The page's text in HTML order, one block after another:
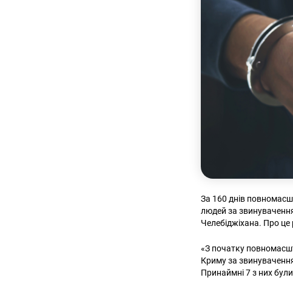
За 160 днів
людей за
Челебіджіхана. Про
«З початку
Криму за
Принаймні 7 з них